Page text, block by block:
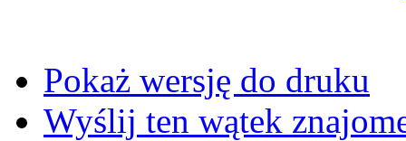
Pokaż wersję do druku
Wyślij ten wątek